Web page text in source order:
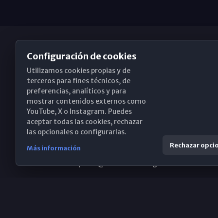
Obispado de Málaga
Santa María, 18-20. 29015 Málaga
(+34) 952 224 386
Configuración de cookies
Utilizamos cookies propias y de
terceros para fines técnicos, de
preferencias, analíticos y para
mostrar contenidos externos como
YouTube, X o Instagram. Puedes
aceptar todas las cookies, rechazar
las opcionales o configurarlas.
Más información Rechazar